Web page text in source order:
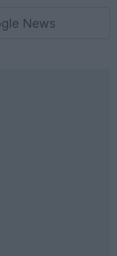
News